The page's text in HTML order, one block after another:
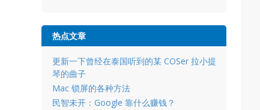
热点文章
更新一下曾经在泰国听到的某 COSer 拉小提
琴的曲子
Mac 锁屏的各种方法
民智未开：Google 靠什么赚钱？